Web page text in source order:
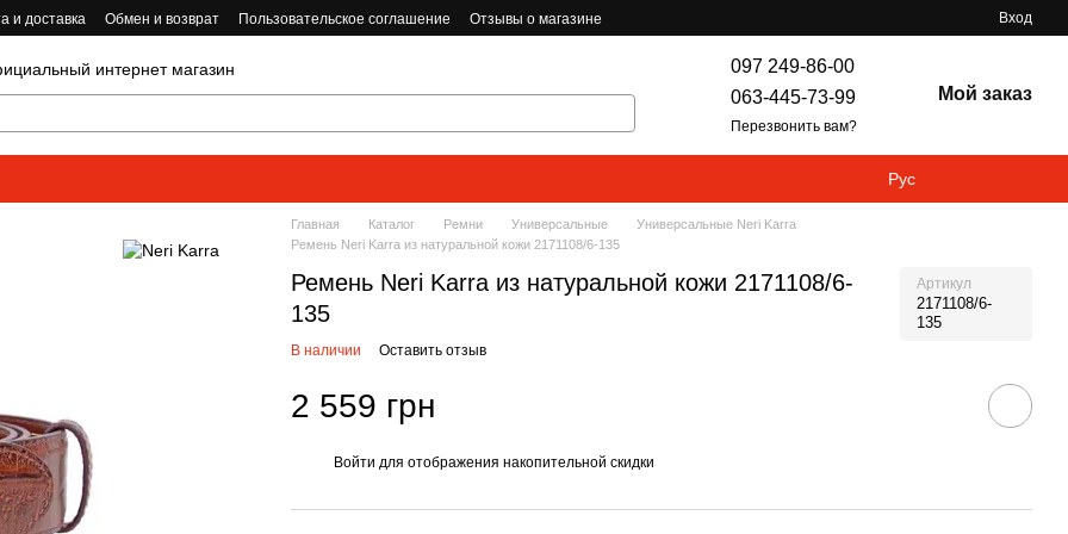
и доставка Обмен и возврат Пользовательское соглашение Отзывы о магазине Вход
интернет магазин
097 249-86-00
063-445-73-99
Перезвонить вам?
Мой заказ
Рус
Главная Каталог Ремни Универсальные
Универсальные Neri Karra
Ремень Neri Karra из натуральной кожи 2171108/6-135
Ремень Neri Karra из натуральной кожи 2171108/6-
135
Артикул
2171108/6-
135
В наличии Оставить отзыв
2 559 грн
Войти для отображения накопительной скидки